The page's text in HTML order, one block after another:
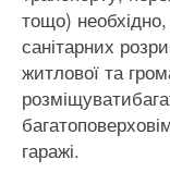
тощо)
санітарних
житлової та
гаражі.